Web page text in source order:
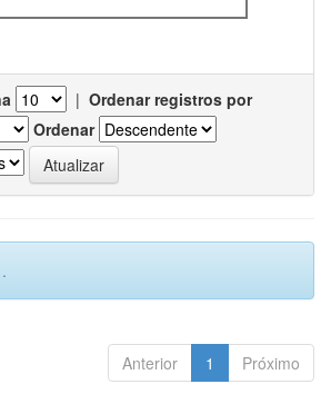
| Ordenar registros por
Ordenar
Anterior 1 Próximo